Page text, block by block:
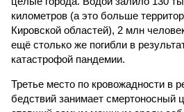
километров (а это больше
Кировской областей), 2 млн
ещё столько же погибли в
катастрофой пандемии.
Третье место по кровожадности в
бедствий занимает смертоносный